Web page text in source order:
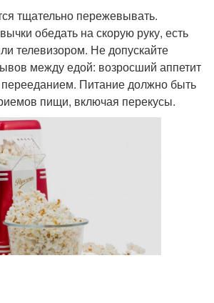
тщательно пережевывать.
обедать на скорую руку, есть
телевизором. Не допускайте
между едой: возросший аппетит
перееданием. Питание должно быть
пищи, включая перекусы.